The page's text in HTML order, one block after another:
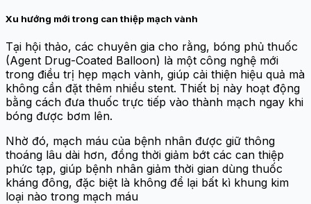
Xu hướng mới trong can thiệp mạch vành
Tại hội thảo, các chuyên gia cho rằng, bóng phủ thuốc
(Agent Drug-Coated Balloon) là một công nghệ mới
trong điều trị hẹp mạch vành, giúp cải thiện hiệu quả mà
không cần đặt thêm nhiều stent. Thiết bị này hoạt động
bằng cách đưa thuốc trực tiếp vào thành mạch ngay khi
bóng được bơm lên.
Nhờ đó, mạch máu của bệnh nhân được giữ thông
thoáng lâu dài hơn, đồng thời giảm bớt các can thiệp
phức tạp, giúp bệnh nhân giảm thời gian dùng thuốc
kháng đông, đặc biệt là không để lại bất kì khung kim
loại nào trong mạch máu